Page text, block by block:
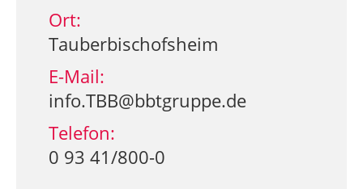
Ort:
Tauberbischofsheim
E-Mail:
info.TBB@bbtgruppe.de
Telefon:
0 93 41/800-0